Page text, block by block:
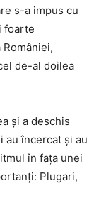
s-a impus cu
foarte
de-al doilea
și a deschis
au încercat și au
în fața unei
Plugari,